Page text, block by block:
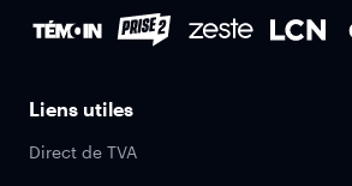
Liens utiles
Direct de TVA